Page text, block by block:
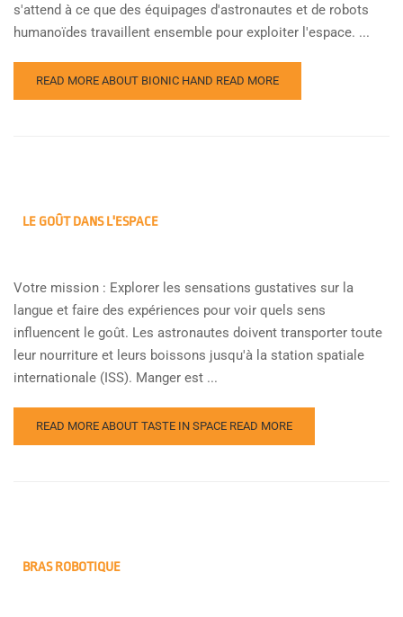
s'attend à ce que des équipages d'astronautes et de robots
humanoïdes travaillent ensemble pour exploiter l'espace. ...
READ MORE ABOUT BIONIC HAND READ MORE
LE GOÛT DANS L'ESPACE
Votre mission : Explorer les sensations gustatives sur la
langue et faire des expériences pour voir quels sens
influencent le goût. Les astronautes doivent transporter toute
leur nourriture et leurs boissons jusqu'à la station spatiale
internationale (ISS). Manger est ...
READ MORE ABOUT TASTE IN SPACE READ MORE
BRAS ROBOTIQUE